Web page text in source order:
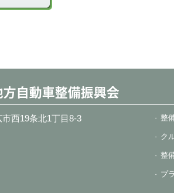
西19条北1丁目8-3
整
ク
整
プ